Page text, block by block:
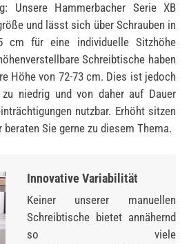
Unsere Hammerbacher Serie XB
und lässt sich über Schrauben in
für eine individuelle Sitzhöhe
Schreibtische haben
Höhe von 72-73 cm. Dies ist jedoch
niedrig und von daher auf Dauer
nutzbar. Erhöht sitzen
Sie gerne zu diesem Thema.
Innovative Variabilität
Keiner unserer manuellen
Schreibtische bietet annähernd
so viele